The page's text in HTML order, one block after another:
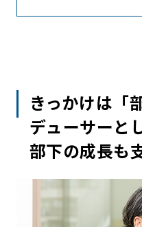
きっかけは「
デューサーと
部下の成長も